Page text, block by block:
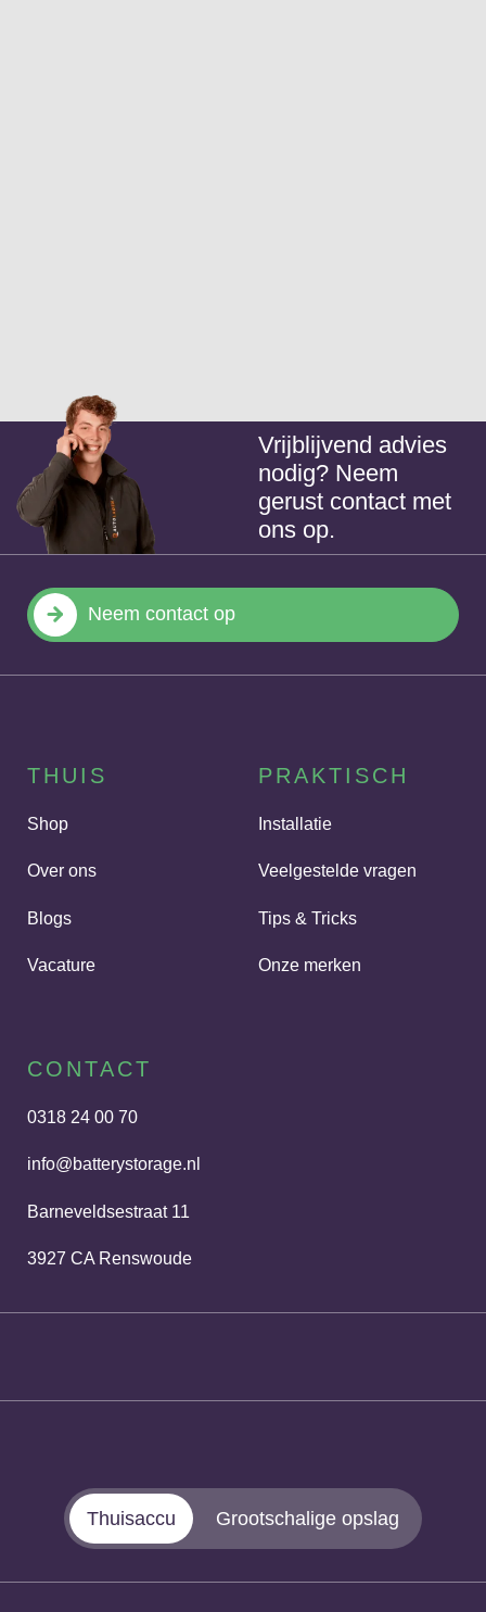
Vrijblijvend advies
nodig? Neem
gerust contact met
ons op.
Neem contact op
THUIS
Shop
Over ons
Blogs
Vacature
PRAKTISCH
Installatie
Veelgestelde vragen
Tips & Tricks
Onze merken
CONTACT
0318 24 00 70
info@batterystorage.nl
Barneveldsestraat 11
3927 CA Renswoude
Thuisaccu Grootschalige opslag